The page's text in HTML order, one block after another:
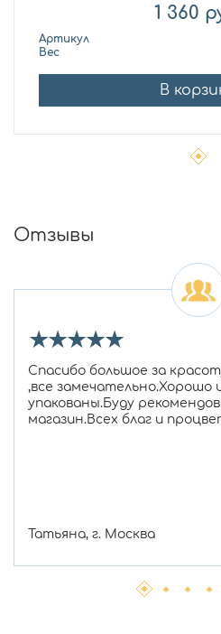
1 360
Артикул
Вес
В
Отзывы
★★★★★
Спасибо большое за
,все замечательно.Хорошо
упакованы.Буду
магазин.Всех благ и
Татьяна, г. Москва